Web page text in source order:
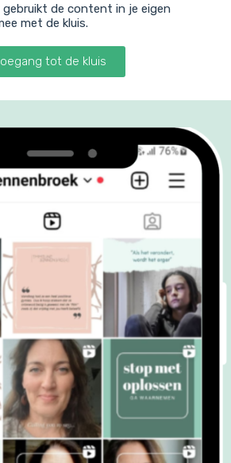
gebruikt de content in je eigen
met de kluis.
tot de kluis